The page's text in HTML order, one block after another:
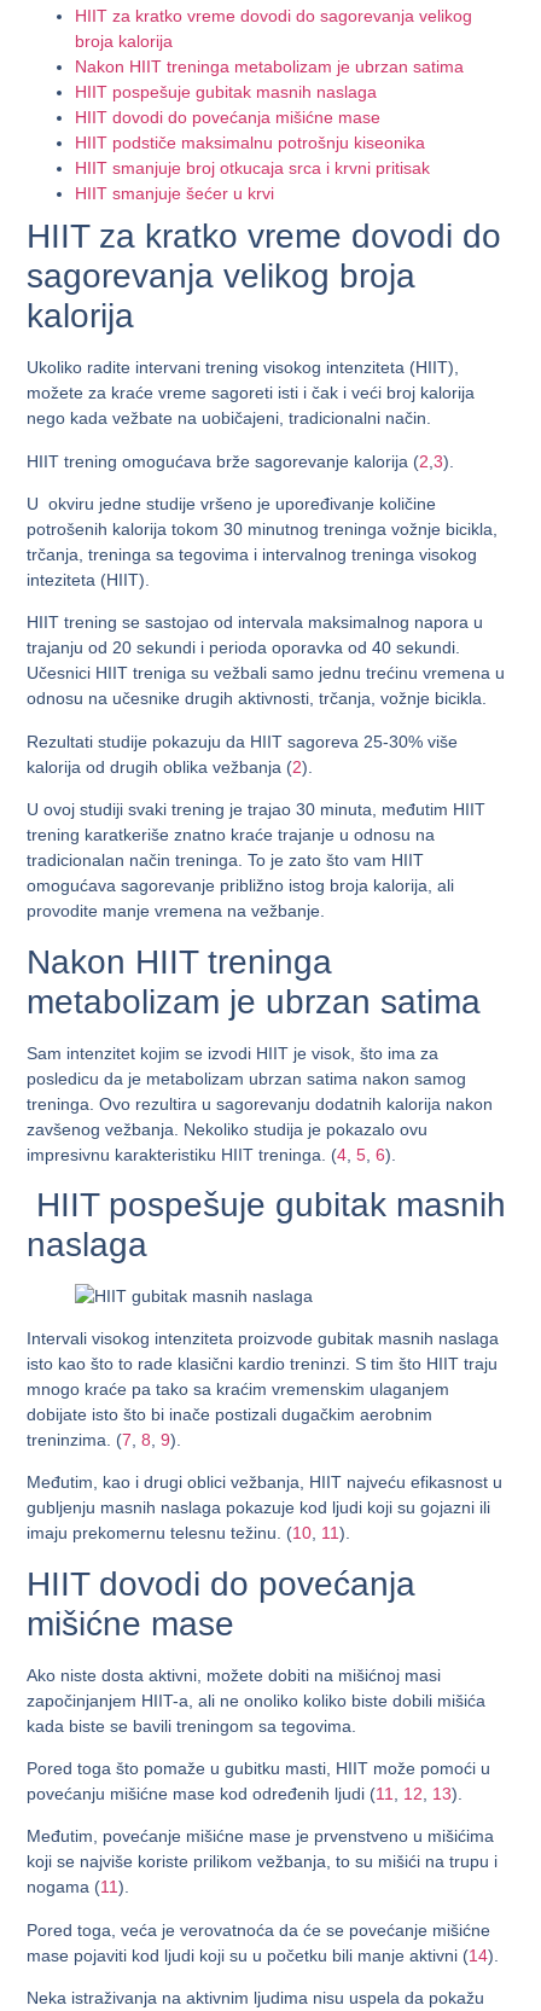
HIIT za kratko vreme dovodi do sagorevanja velikog
broja kalorija
Nakon HIIT treninga metabolizam je ubrzan satima
HIIT pospešuje gubitak masnih naslaga
HIIT dovodi do povećanja mišićne mase
HIIT podstiče maksimalnu potrošnju kiseonika
HIIT smanjuje broj otkucaja srca i krvni pritisak
HIIT smanjuje šećer u krvi
HIIT za kratko vreme dovodi do
sagorevanja velikog broja
kalorija
Ukoliko radite intervani trening visokog intenziteta (HIIT),
možete za kraće vreme sagoreti isti i čak i veći broj kalorija
nego kada vežbate na uobičajeni, tradicionalni način.
HIIT trening omogućava brže sagorevanje kalorija (2 ,3).
U okviru jedne studije vršeno je upoređivanje količine
potrošenih kalorija tokom 30 minutnog treninga vožnje bicikla,
trčanja, treninga sa tegovima i intervalnog treninga visokog
inteziteta (HIIT).
HIIT trening se sastojao od intervala maksimalnog napora u
trajanju od 20 sekundi i perioda oporavka od 40 sekundi.
Učesnici HIIT treniga su vežbali samo jednu trećinu vremena u
odnosu na učesnike drugih aktivnosti, trčanja, vožnje bicikla.
Rezultati studije pokazuju da HIIT sagoreva 25-30% više
kalorija od drugih oblika vežbanja (2).
U ovoj studiji svaki trening je trajao 30 minuta, međutim HIIT
trening karatkeriše znatno kraće trajanje u odnosu na
tradicionalan način treninga. To je zato što vam HIIT
omogućava sagorevanje približno istog broja kalorija, ali
provodite manje vremena na vežbanje.
Nakon HIIT treninga
metabolizam je ubrzan satima
Sam intenzitet kojim se izvodi HIIT je visok, što ima za
posledicu da je metabolizam ubrzan satima nakon samog
treninga. Ovo rezultira u sagorevanju dodatnih kalorija nakon
zavšenog vežbanja. Nekoliko studija je pokazalo ovu
impresivnu karakteristiku HIIT treninga. (4 ,5 ,6).
HIIT pospešuje gubitak masnih
naslaga
Intervali visokog intenziteta proizvode gubitak masnih naslaga
isto kao što to rade klasični kardio treninzi. S tim što HIIT traju
mnogo kraće pa tako sa kraćim vremenskim ulaganjem
dobijate isto što bi inače postizali dugačkim aerobnim
treninzima. (7 ,8 ,9).
Međutim, kao i drugi oblici vežbanja, HIIT najveću efikasnost u
gubljenju masnih naslaga pokazuje kod ljudi koji su gojazni ili
imaju prekomernu telesnu težinu. (10, 11).
HIIT dovodi do povećanja
mišićne mase
Ako niste dosta aktivni, možete dobiti na mišićnoj masi
započinjanjem HIIT-a, ali ne onoliko koliko biste dobili mišića
kada biste se bavili treningom sa tegovima.
Pored toga što pomaže u gubitku masti, HIIT može pomoći u
povećanju mišićne mase kod određenih ljudi (11 12 13).
Međutim, povećanje mišićne mase je prvenstveno u mišićima
koji se najviše koriste prilikom vežbanja, to su mišići na trupu i
nogama (11).
Pored toga, veća je verovatnoća da će se povećanje mišićne
mase pojaviti kod ljudi koji su u početku bili manje aktivni (14).
Neka istraživanja na aktivnim ljudima nisu uspela da pokažu